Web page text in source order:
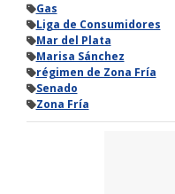
Gas
Liga de Consumidores
Mar del Plata
Marisa Sánchez
régimen de Zona Fría
Senado
Zona Fría